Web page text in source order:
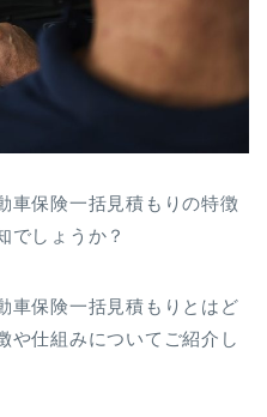
車保険一括見積もりの特徴
でしょうか？
車保険一括見積もりとはど
や仕組みについてご紹介し